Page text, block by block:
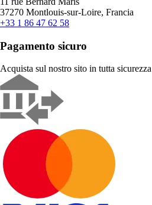
37270 Montlouis-sur-Loire, Francia
+33 1 86 47 62 58
Pagamento sicuro
Acquista sul nostro sito in tutta sicurezza